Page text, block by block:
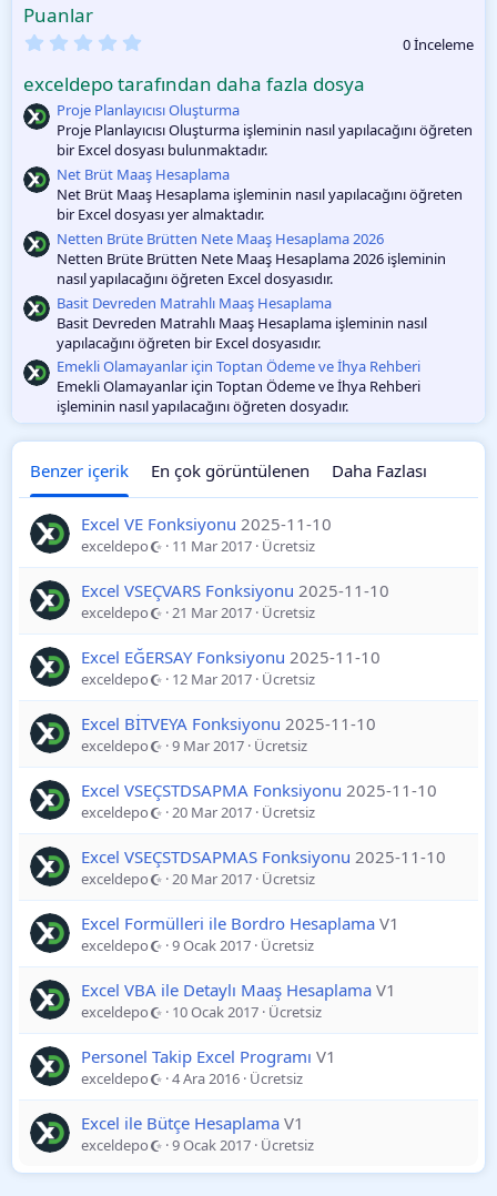
Puanlar
0
O
y
l
a
m
a
0 İnceleme
exceldepo tarafından daha fazla dosya
Proje Planlayıcısı Oluşturma
Proje Planlayıcısı Oluşturma işleminin nasıl yapılacağını öğreten
bir Excel dosyası bulunmaktadır.
Net Brüt Maaş Hesaplama
Net Brüt Maaş Hesaplama işleminin nasıl yapılacağını öğreten
bir Excel dosyası yer almaktadır.
Netten Brüte Brütten Nete Maaş Hesaplama 2026
Netten Brüte Brütten Nete Maaş Hesaplama 2026 işleminin
nasıl yapılacağını öğreten Excel dosyasıdır.
Basit Devreden Matrahlı Maaş Hesaplama
Basit Devreden Matrahlı Maaş Hesaplama işleminin nasıl
yapılacağını öğreten bir Excel dosyasıdır.
Emekli Olamayanlar için Toptan Ödeme ve İhya Rehberi
Emekli Olamayanlar için Toptan Ödeme ve İhya Rehberi
işleminin nasıl yapılacağını öğreten dosyadır.
Benzer içerik En çok görüntülenen Daha Fazlası
Excel VE Fonksiyonu 2025-11-10
exceldepo 11 Mar 2017 Ücretsiz
Excel VSEÇVARS Fonksiyonu 2025-11-10
exceldepo 21 Mar 2017 Ücretsiz
Excel EĞERSAY Fonksiyonu 2025-11-10
exceldepo 12 Mar 2017 Ücretsiz
Excel BİTVEYA Fonksiyonu 2025-11-10
exceldepo 9 Mar 2017 Ücretsiz
Excel VSEÇSTDSAPMA Fonksiyonu 2025-11-10
exceldepo 20 Mar 2017 Ücretsiz
Excel VSEÇSTDSAPMAS Fonksiyonu 2025-11-10
exceldepo 20 Mar 2017 Ücretsiz
Excel Formülleri ile Bordro Hesaplama V1
exceldepo 9 Ocak 2017 Ücretsiz
Excel VBA ile Detaylı Maaş Hesaplama V1
exceldepo 10 Ocak 2017 Ücretsiz
Personel Takip Excel Programı V1
exceldepo 4 Ara 2016 Ücretsiz
Excel ile Bütçe Hesaplama V1
exceldepo 9 Ocak 2017 Ücretsiz